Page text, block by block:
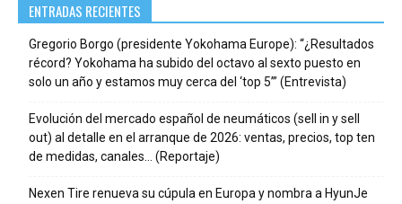
ENTRADAS RECIENTES
Gregorio Borgo (presidente Yokohama Europe): “¿Resultados
récord? Yokohama ha subido del octavo al sexto puesto en
solo un año y estamos muy cerca del ‘top 5’” (Entrevista)
Evolución del mercado español de neumáticos (sell in y sell
out) al detalle en el arranque de 2026: ventas, precios, top ten
de medidas, canales… (Reportaje)
Nexen Tire renueva su cúpula en Europa y nombra a HyunJe